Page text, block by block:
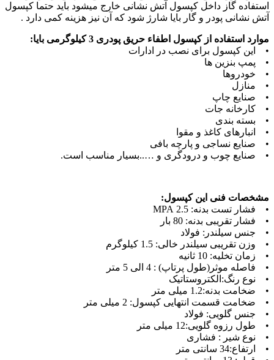
استفاده گاز داخل کپسول آتش نشانی خارج میشود باید حتما کپسول
آتش نشانی پودر و گار بایا شارژ شود که آن نیز هزینه کمی دارد .
موارد استفاده از کپسول اطفاء حریق پودری 3 کیلوگرمی بایا:
• این کپسول برای نصب در ادارات
• پمپ بنزین ها
• خودروها
• منازل
• صنایع چاپ
• کارخانه جات
• بسته بندی
• انبارهای کاغذ و مقوا
• صنایع نساجی و پارچه بافی
• صنایع چوب و درودگری و …..بسیار مناسب است.
مشخصات فنی این کپسول:
• فشار تست بدنه: 2.5 MPA
• فشار تقریبی بدنه: 80 بار
• جنس سیلندر: فولاد
• وزن تقریبی سیلندر خالی: 1.5 کیلوگرم
• زمان تخلیه: 10 ثانیه
• فاصله موثر(طول پرتاپ) : 4 الی 5 متر
• نوع رنگ:الکتروستاتیک
• ضخامت بدنه:1.2 میلی متر
• ضخامت قسمت انتهایی کپسول: 2 میلی متر
• جنس گلویی: فولاد
• طول رزوه گلویی:12 میلی متر
• نوع شیر : فشاری
• ارتفاع:34 سانتی متر